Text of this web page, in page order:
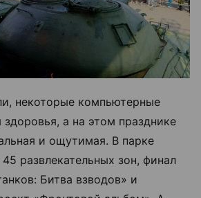
некоторые компьютерные
а на этом празднике
и ощутимая. В парке
развлекательных зон, финал
Битва взводов» и